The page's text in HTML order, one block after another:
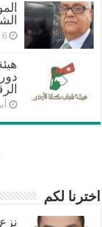
‏6 أيام مضت
اخترنا لكم